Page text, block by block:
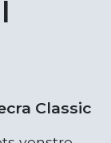
Classic